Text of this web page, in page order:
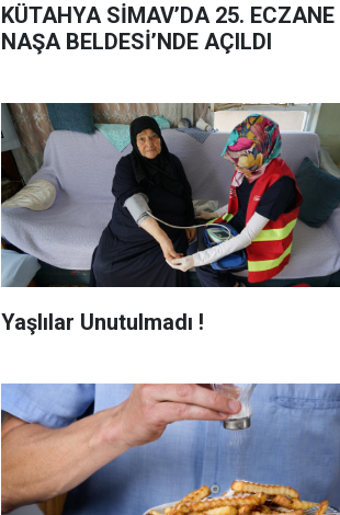
KÜTAHYA SİMAV’DA 25. ECZANE
NAŞA BELDESİ’NDE AÇILDI
Yaşlılar Unutulmadı !